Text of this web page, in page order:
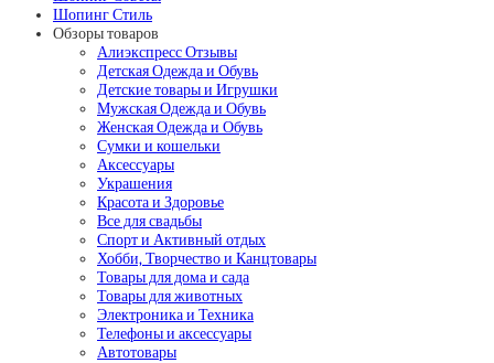
Шопинг Стиль
Обзоры товаров
Алиэкспресс Отзывы
Детская Одежда и Обувь
Детские товары и Игрушки
Мужская Одежда и Обувь
Женская Одежда и Обувь
Сумки и кошельки
Аксессуары
Украшения
Красота и Здоровье
Все для свадьбы
Спорт и Активный отдых
Хобби, Творчество и Канцтовары
Товары для дома и сада
Товары для животных
Электроника и Техника
Телефоны и аксессуары
Автотовары